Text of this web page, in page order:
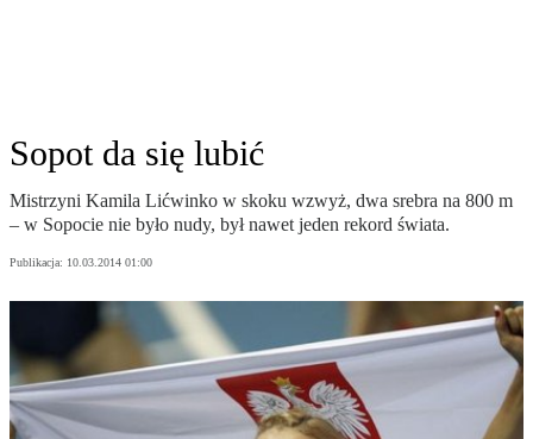
Sopot da się lubić
Mistrzyni Kamila Lićwinko w skoku wzwyż, dwa srebra na 800 m
– w Sopocie nie było nudy, był nawet jeden rekord świata.
Publikacja: 10.03.2014 01:00